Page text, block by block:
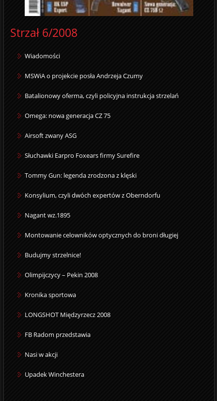
Strzał 6/2008
Wiadomości
MSWiA o projekcie posła Andrzeja Czumy
Batalionowy oferma, czyli policyjna instrukcja strzelań
Omega: nowa generacja CZ 75
Airsoft zwany ASG
Słuchawki Earpro Foxears firmy Surefire
Tommy Gun: legenda zrodzona z klęski
Konsylium, czyli dwóch expertów z Oberndorfu
Nagant wz.1895
Montowanie celowników optycznych do broni długiej
Budujmy strzelnice!
Olimpijczycy – Pekin 2008
Kronika sportowa
LONGSHOT Międzyrzecz 2008
FB Radom przedstawia
Nasi w akcji
Upadek Winchestera